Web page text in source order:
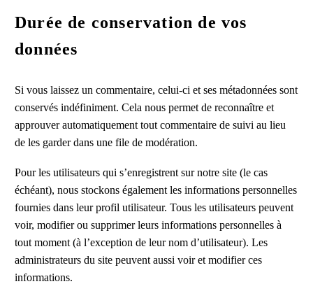
Durée de conservation de vos
données
Si vous laissez un commentaire, celui-ci et ses métadonnées sont
conservés indéfiniment. Cela nous permet de reconnaître et
approuver automatiquement tout commentaire de suivi au lieu
de les garder dans une file de modération.
Pour les utilisateurs qui s’enregistrent sur notre site (le cas
échéant), nous stockons également les informations personnelles
fournies dans leur profil utilisateur. Tous les utilisateurs peuvent
voir, modifier ou supprimer leurs informations personnelles à
tout moment (à l’exception de leur nom d’utilisateur). Les
administrateurs du site peuvent aussi voir et modifier ces
informations.